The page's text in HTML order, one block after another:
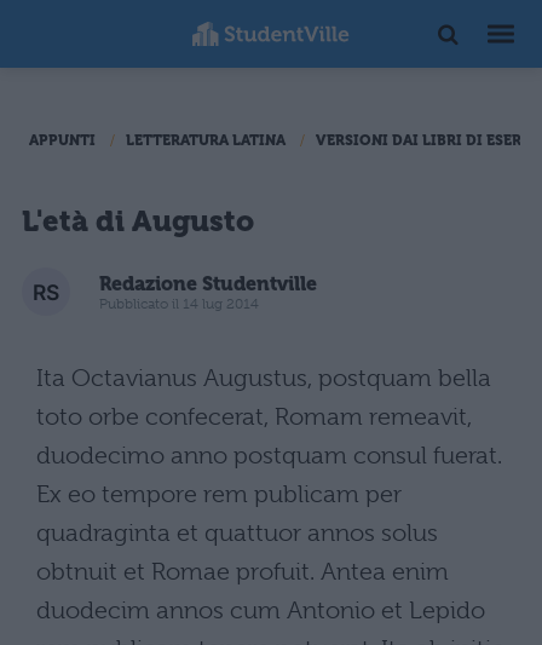
APPUNTI LETTERATURA LATINA VERSIONI DAI LIBRI DI
L'età di Augusto
Redazione Studentville
Pubblicato il 14 lug 2014
Ita Octavianus Augustus, postquam bella
toto orbe confecerat, Romam remeavit,
duodecimo anno postquam consul fuerat.
Ex eo tempore rem publicam per
quadraginta et quattuor annos solus
obtnuit et Romae profuit. Antea enim
duodecim annos cum Antonio et Lepido